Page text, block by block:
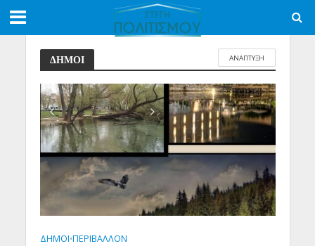
ΔΗΜΟΙ ΑΝΑΠΤΥΞΗ
ΔΗΜΟΙ•ΠΕΡΙΒΑΛΛΟΝ